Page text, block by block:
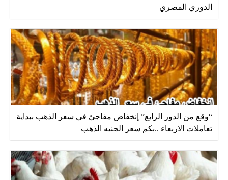
الدوري المصري
“وقع من الدور الرابع” إنخفاض مفاجئ في سعر الذهب ببداية
تعاملات الاربعاء ..بكم سعر الجنيه الذهب